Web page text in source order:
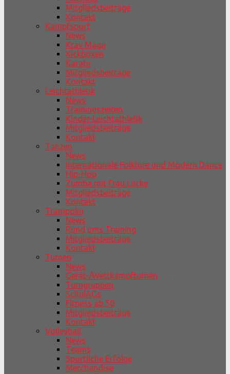
Mitgliedsbeiträge
Kontakt
Kampfsport
News
Krav Maga
Kickboxen
Karate
Mitgliedsbeiträge
Kontakt
Leichtathletik
News
Trainingszeiten
Kinder-Leichtathletik
Mitgliedsbeiträge
Kontakt
Tanzen
News
Internationale Folklore und Modern Dance
Hip-Hop
Zumba mit Frau Lücke
Mitgliedsbeiträge
Kontakt
Trampolin
News
Rund ums Training
Mitgliedsbeiträge
Kontakt
Turnen
News
Gerät-/Wettkampfturnen
Turngruppen
SchulAGs
Fitness ab 50
Mitgliedsbeiträge
Kontakt
Volleyball
News
Teams
Sportliche Erfolge
Merchandise